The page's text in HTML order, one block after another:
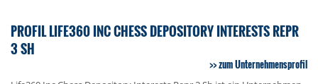
PROFIL LIFE360 INC CHESS DEPOSITORY INTERESTS REPR
3 SH
zum Unternehmensprofil